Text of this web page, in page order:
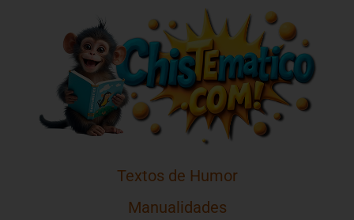
Textos de Humor
Manualidades